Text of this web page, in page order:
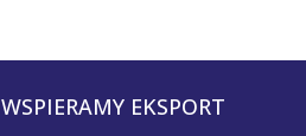
WSPIERAMY EKSPORT